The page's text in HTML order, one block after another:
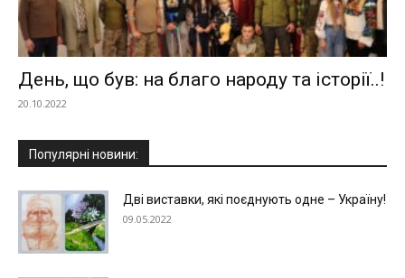
День, що був: на благо народу та історії..!
20.10.2022
Популярні новини:
Дві виставки, які поєднують одне – Україну!
09.05.2022